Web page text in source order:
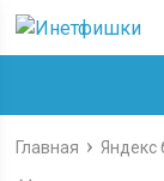
Главная Яндекс